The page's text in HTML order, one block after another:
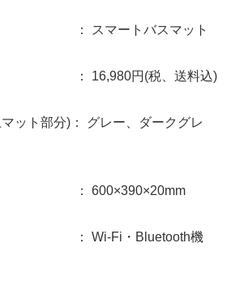
マートバスマット
円(税、送料込)
ット部分)： グレー、ダークグレ
Wi-Fi・Bluetooth機